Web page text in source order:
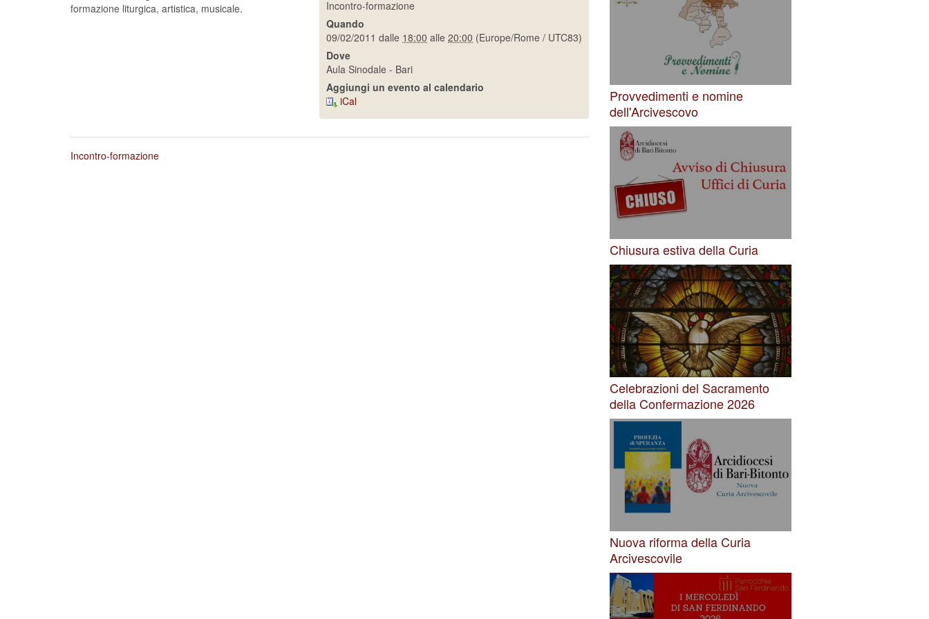
Incontro-formazione
Quando
09/02/2011 dalle 18:00 alle 20:00 (Europe/Rome / UTC83)
Dove
Aula Sinodale - Bari
Aggiungi un evento al calendario
iCal
formazione liturgica, artistica, musicale.
Incontro-formazione
Provvedimenti e nomine
dell'Arcivescovo
Chiusura estiva della Curia
Celebrazioni del Sacramento
della Confermazione 2026
Nuova riforma della Curia
Arcivescovile